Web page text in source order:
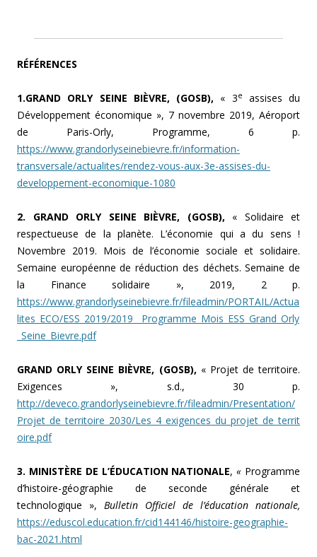
RÉFÉRENCES
1.GRAND ORLY SEINE BIÈVRE, (GOSB), « 3e
assises du
Développement économique », 7 novembre 2019, Aéroport
de Paris-Orly, Programme, 6 p.
https://www.grandorlyseinebievre.fr/information-
transversale/actualites/rendez-vous-aux-3e-assises-du-
developpement-economique-1080
2. GRAND ORLY SEINE BIÈVRE, (GOSB), « Solidaire et
respectueuse de la planète. L’économie qui a du sens !
Novembre 2019. Mois de l’économie sociale et solidaire.
Semaine européenne de réduction des déchets. Semaine de
la Finance solidaire », 2019, 2 p.
https://www.grandorlyseinebievre.fr/fileadmin/PORTAIL/Actua
lites_ECO/ESS_2019/2019__Programme_Mois_ESS_Grand_Orly
_Seine_Bievre.pdf
GRAND ORLY SEINE BIÈVRE, (GOSB), « Projet de territoire.
Exigences », s.d., 30 p.
http://deveco.grandorlyseinebievre.fr/fileadmin/Presentation/
Projet_de_territoire_2030/Les_4_exigences_du_projet_de_territ
oire.pdf
3. MINISTÈRE DE L’ÉDUCATION NATIONALE, « Programme
d’histoire-géographie de seconde générale et
technologique », Bulletin Officiel de l’éducation nationale,
https://eduscol.education.fr/cid144146/histoire-geographie-
bac-2021.html